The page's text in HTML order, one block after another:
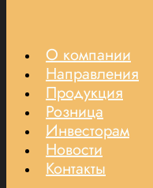
О компании
Направления
Продукция
Розница
Инвесторам
Новости
Контакты